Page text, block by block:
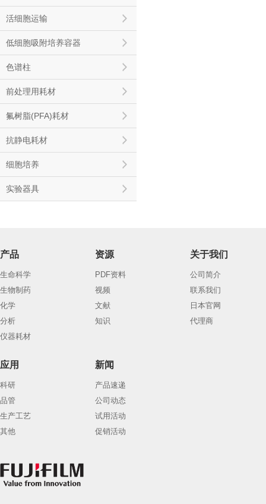
活细胞运输
低细胞吸附培养容器
色谱柱
前处理用耗材
氟树脂(PFA)耗材
抗静电耗材
细胞培养
实验器具
产品
生命科学
生物制药
化学
分析
仪器耗材
资源
PDF资料
视频
文献
知识
关于我们
公司简介
联系我们
日本官网
代理商
应用
科研
品管
生产工艺
其他
新闻
产品速递
公司动态
试用活动
促销活动